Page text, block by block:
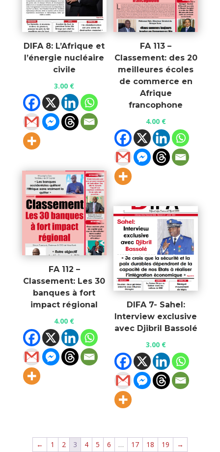
DIFA 8: L’Afrique et
l’énergie nucléaire
civile
3.00 €
FA 113 –
Classement: des 20
meilleures écoles
de commerce en
Afrique
francophone
4.00 €
FA 112 –
Classement: Les 30
banques à fort
impact régional
4.00 €
DIFA 7- Sahel:
Interview exclusive
avec Djibril Bassolé
3.00 €
← 1 2 3 4 5 6 … 17 18 19 →